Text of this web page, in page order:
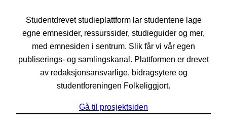
Studentdrevet studieplattform lar studentene lage
egne emnesider, ressurssider, studieguider og mer,
med emnesiden i sentrum. Slik får vi vår egen
publiserings- og samlingskanal. Plattformen er drevet
av redaksjonsansvarlige, bidragsytere og
studentforeningen Folkeliggjort.
Gå til prosjektsiden